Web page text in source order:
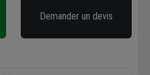
Demander un devis